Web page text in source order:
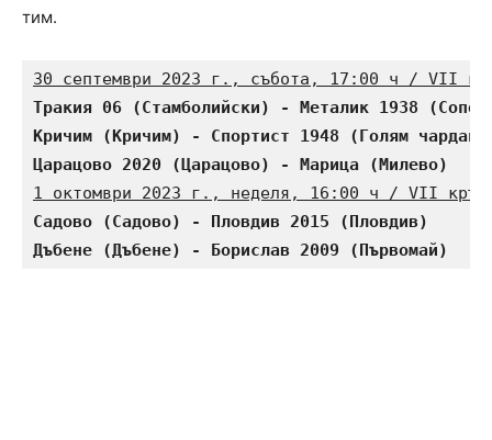
тим.
30 септември 2023 г., събота, 17:00 ч / VII
Тракия 06 (Стамболийски) - Металик 1938
Кричим (Кричим) - Спортист 1948 (Голям
Царацово 2020 (Царацово) - Марица
1 октомври 2023 г., неделя, 16:00 ч / VII
Садово (Садово) - Пловдив 2015
Дъбене (Дъбене) - Борислав 2009